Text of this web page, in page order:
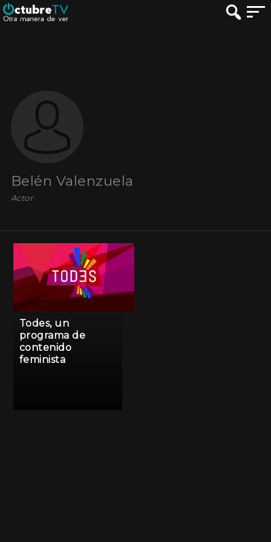
Belén Valenzuela
Actor
Todes, un
programa de
contenido
feminista